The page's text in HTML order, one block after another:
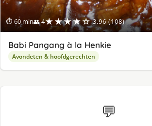
⏱ 60 min👥 4★★★★☆ 3.96 (108)
Babi Pangang à la Henkie
Avondeten & hoofdgerechten
💬